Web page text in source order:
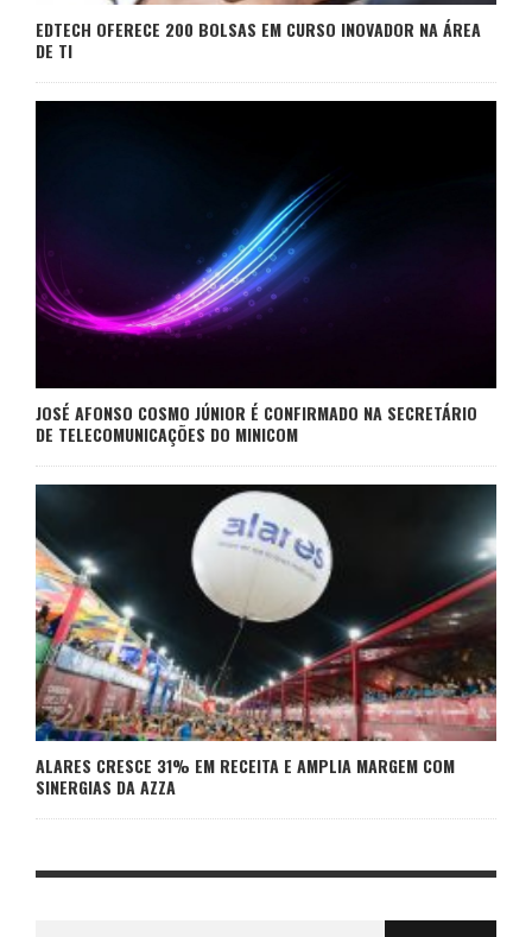
EDTECH OFERECE 200 BOLSAS EM CURSO INOVADOR NA ÁREA
DE TI
JOSÉ AFONSO COSMO JÚNIOR É CONFIRMADO NA SECRETÁRIO
DE TELECOMUNICAÇÕES DO MINICOM
ALARES CRESCE 31% EM RECEITA E AMPLIA MARGEM COM
SINERGIAS DA AZZA